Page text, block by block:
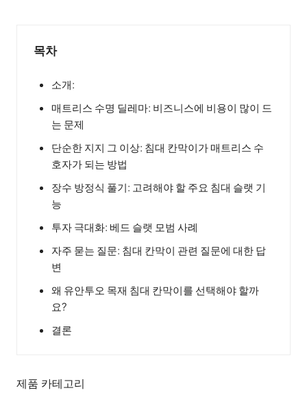
목차
소개:
매트리스 수명 딜레마: 비즈니스에 비용이 많이 드
는 문제
단순한 지지 그 이상: 침대 칸막이가 매트리스 수
호자가 되는 방법
장수 방정식 풀기: 고려해야 할 주요 침대 슬랫 기
능
투자 극대화: 베드 슬랫 모범 사례
자주 묻는 질문: 침대 칸막이 관련 질문에 대한 답
변
왜 유안투오 목재 침대 칸막이를 선택해야 할까
요?
결론
제품 카테고리